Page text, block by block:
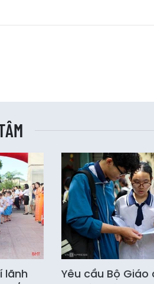
lãnh
Yêu cầu Bộ